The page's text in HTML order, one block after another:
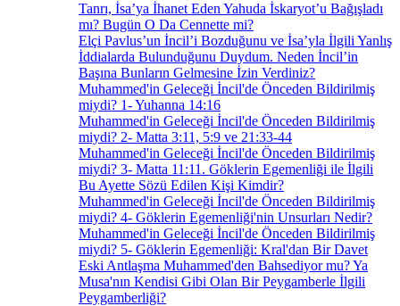
Tanrı, İsa’ya İhanet Eden Yahuda İskaryot’u Bağışladı
mı? Bugün O Da Cennette mi?
Elçi Pavlus’un İncil’i Bozduğunu ve İsa’yla İlgili Yanlış
İddialarda Bulunduğunu Duydum. Neden İncil’in
Başına Bunların Gelmesine İzin Verdiniz?
Muhammed'in Geleceği İncil'de Önceden Bildirilmiş
miydi? 1- Yuhanna 14:16
Muhammed'in Geleceği İncil'de Önceden Bildirilmiş
miydi? 2- Matta 3:11, 5:9 ve 21:33-44
Muhammed'in Geleceği İncil'de Önceden Bildirilmiş
miydi? 3- Matta 11:11. Göklerin Egemenliği ile İlgili
Bu Ayette Sözü Edilen Kişi Kimdir?
Muhammed'in Geleceği İncil'de Önceden Bildirilmiş
miydi? 4- Göklerin Egemenliği'nin Unsurları Nedir?
Muhammed'in Geleceği İncil'de Önceden Bildirilmiş
miydi? 5- Göklerin Egemenliği: Kral'dan Bir Davet
Eski Antlaşma Muhammed'den Bahsediyor mu? Ya
Musa'nın Kendisi Gibi Olan Bir Peygamberle İlgili
Peygamberliği?